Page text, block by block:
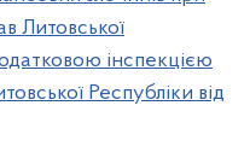
Литовської
інспекцією
Республіки від